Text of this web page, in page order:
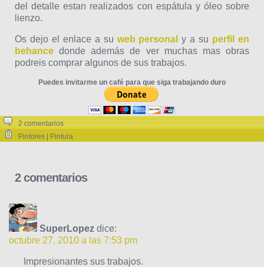
del detalle estan realizados con espátula y óleo sobre
lienzo.
Os dejo el enlace a su web personal y a su perfil en
behance donde además de ver muchas mas obras
podreis comprar algunos de sus trabajos.
Puedes invitarme un café para que siga trabajando duro
2 comentarios
Pintores | Pintura
2 comentarios
SuperLopez dice:
octubre 27, 2010 a las 7:53 pm
Impresionantes sus trabajos.